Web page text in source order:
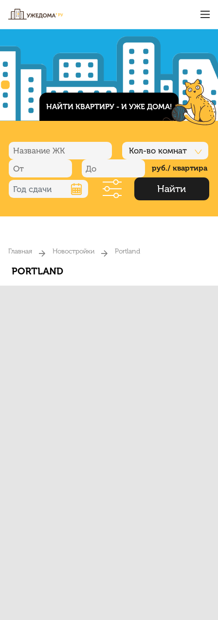
НАЙТИ КВАРТИРУ - И УЖЕ ДОМА!
Кол-во комнат
руб./ квартира
Найти
Главная Новостройки Portland
PORTLAND